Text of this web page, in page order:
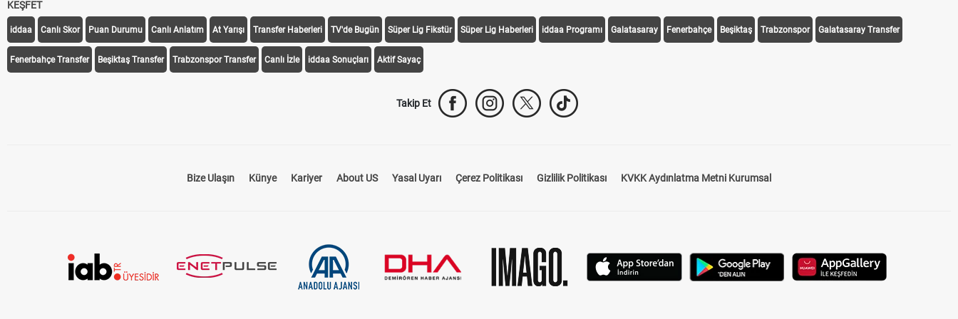
KEŞFET
iddaa Canlı Skor Puan Durumu Canlı Anlatım At Yarışı Transfer Haberleri TV'de Bugün Süper Lig Fikstür Süper Lig Haberleri iddaa Programı Galatasaray Fenerbahçe Beşiktaş Trabzonspor Galatasaray Transfer
Fenerbahçe Transfer Beşiktaş Transfer Trabzonspor Transfer Canlı İzle iddaa Sonuçları Aktif Sayaç
Takip Et
Bize Ulaşın Künye Kariyer About US Yasal Uyarı Çerez Politikası Gizlilik Politikası KVKK Aydınlatma Metni Kurumsal